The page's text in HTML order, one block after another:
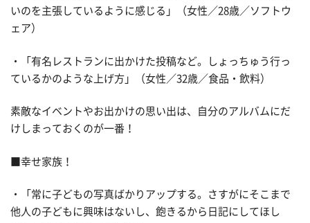
いのを主張しているように感じる」（女性／28歳／ソフトウ
ェア）
・「有名レストランに出かけた投稿など。しょっちゅう行っ
ているかのような上げ方」（女性／32歳／食品・飲料）
素敵なイベントやお出かけの思い出は、自分のアルバムにだ
けしまっておくのが一番！
■幸せ家族！
・「常に子どもの写真ばかりアップする。さすがにそこまで
他人の子どもに興味はないし、飽きるから日記にしてほし